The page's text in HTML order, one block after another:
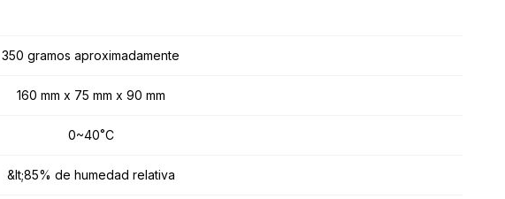
350 gramos aproximadamente
160 mm x 75 mm x 90 mm
0~40˚C
&lt;85% de humedad relativa